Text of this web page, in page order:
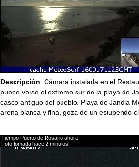
Descripción: Cámara instalada en el
puede verse el extremo sur de la playa de
casco antiguo del pueblo. Playa de Jandia
arena blanca y fina, goza de un estupendo
Tiempo Puerto de Rosario ahora
Foto tomada hace 2 minutos